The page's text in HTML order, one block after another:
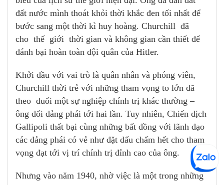
đất nước mình thoát khỏi thời khắc đen tối nhất để
bước sang một thời kì huy hoàng. Churchill đã
cho thế giới thời gian và không gian cần thiết để
đánh bại hoàn toàn đội quân của Hitler.
Khởi đầu với vai trò là quân nhân và phóng viên,
Churchill thời trẻ với những tham vọng to lớn đã
theo đuổi một sự nghiệp chính trị khác thường –
ông đổi đảng phái tới hai lần. Tuy nhiên, Chiến dịch
Gallipoli thất bại cùng những bất đồng với lãnh đạo
các đảng phái có vẻ như đặt dấu chấm hết cho tham
vọng đạt tới vị trí chính trị đỉnh cao của ông.
Nhưng vào năm 1940, nhờ việc là một trong những